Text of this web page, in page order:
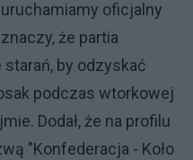
oficjalny
że partia
by odzyskać
podczas wtorkowej
Dodał, że na profilu
"Konfederacja - Koło